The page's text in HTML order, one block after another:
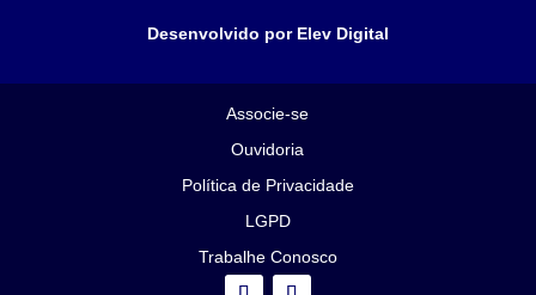
Desenvolvido por Elev Digital
Associe-se
Ouvidoria
Política de Privacidade
LGPD
Trabalhe Conosco